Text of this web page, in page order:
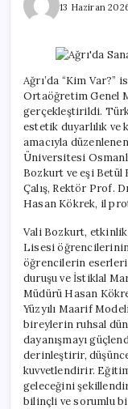
13 Haziran
Ağrı’da “Kim
Ortaöğretim Genel
gerçekleştirildi.
estetik duyarlılık ve
amacıyla
Üniversitesi
Bozkurt ve eşi Betül
Çalış, Rektör Prof.
Hasan Kökrek, il
Vali Bozkurt,
Lisesi
öğrencilerin eserleri
duruşu ve İstiklal
Müdürü Hasan
Yüzyılı Maarif
bireylerin ruhsal
dayanışmayı
derinleştirir,
kuvvetlendirir.
geleceğini
bilinçli ve sorumlu